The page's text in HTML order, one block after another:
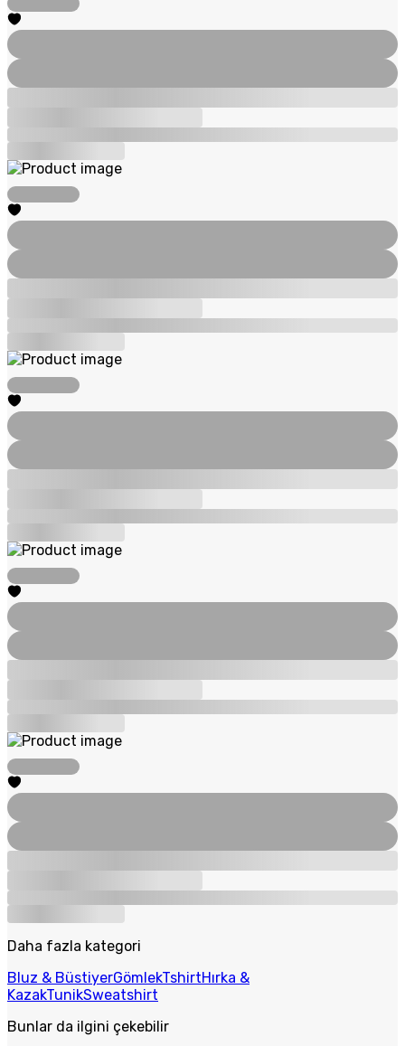
Daha fazla kategori
Bluz & BüstiyerGömlekTshirtHırka &
KazakTunikSweatshirt
Bunlar da ilgini çekebilir